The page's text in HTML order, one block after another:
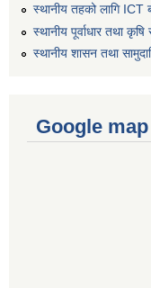
स्थानीय तहको लागि ICT
स्थानीय पूर्वाधार तथा
स्थानीय शासन तथा
Google map